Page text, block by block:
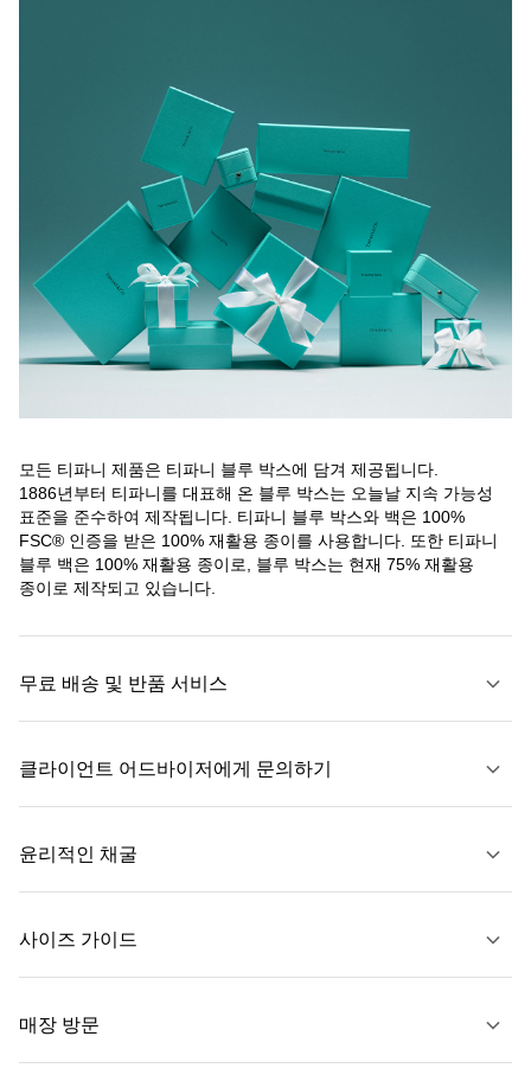
모든 티파니 제품은 티파니 블루 박스에 담겨 제공됩니다.
1886년부터 티파니를 대표해 온 블루 박스는 오늘날 지속 가능성
표준을 준수하여 제작됩니다. 티파니 블루 박스와 백은 100%
FSC® 인증을 받은 100% 재활용 종이를 사용합니다. 또한 티파니
블루 백은 100% 재활용 종이로, 블루 박스는 현재 75% 재활용
종이로 제작되고 있습니다.
무료 배송 및 반품 서비스
자세히 보기
클라이언트 어드바이저에게 문의하기
윤리적인 채굴
사이즈 가이드
자세히 보기
매장 방문